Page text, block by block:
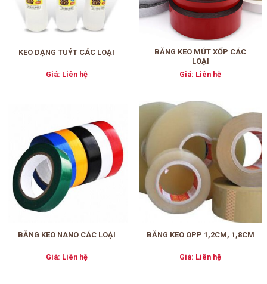
KEO DẠNG TUÝT CÁC LOẠI
Giá: Liên hệ
BĂNG KEO MÚT XỐP CÁC
LOẠI
Giá: Liên hệ
BĂNG KEO NANO CÁC LOẠI
Giá: Liên hệ
BĂNG KEO OPP 1,2CM, 1,8CM
Giá: Liên hệ